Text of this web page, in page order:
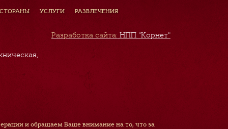
УСЛУГИ РАЗВЛЕЧЕНИЯ
Разработка сайта: НПП "Корнет"
и обращаем Ваше внимание на то, что за